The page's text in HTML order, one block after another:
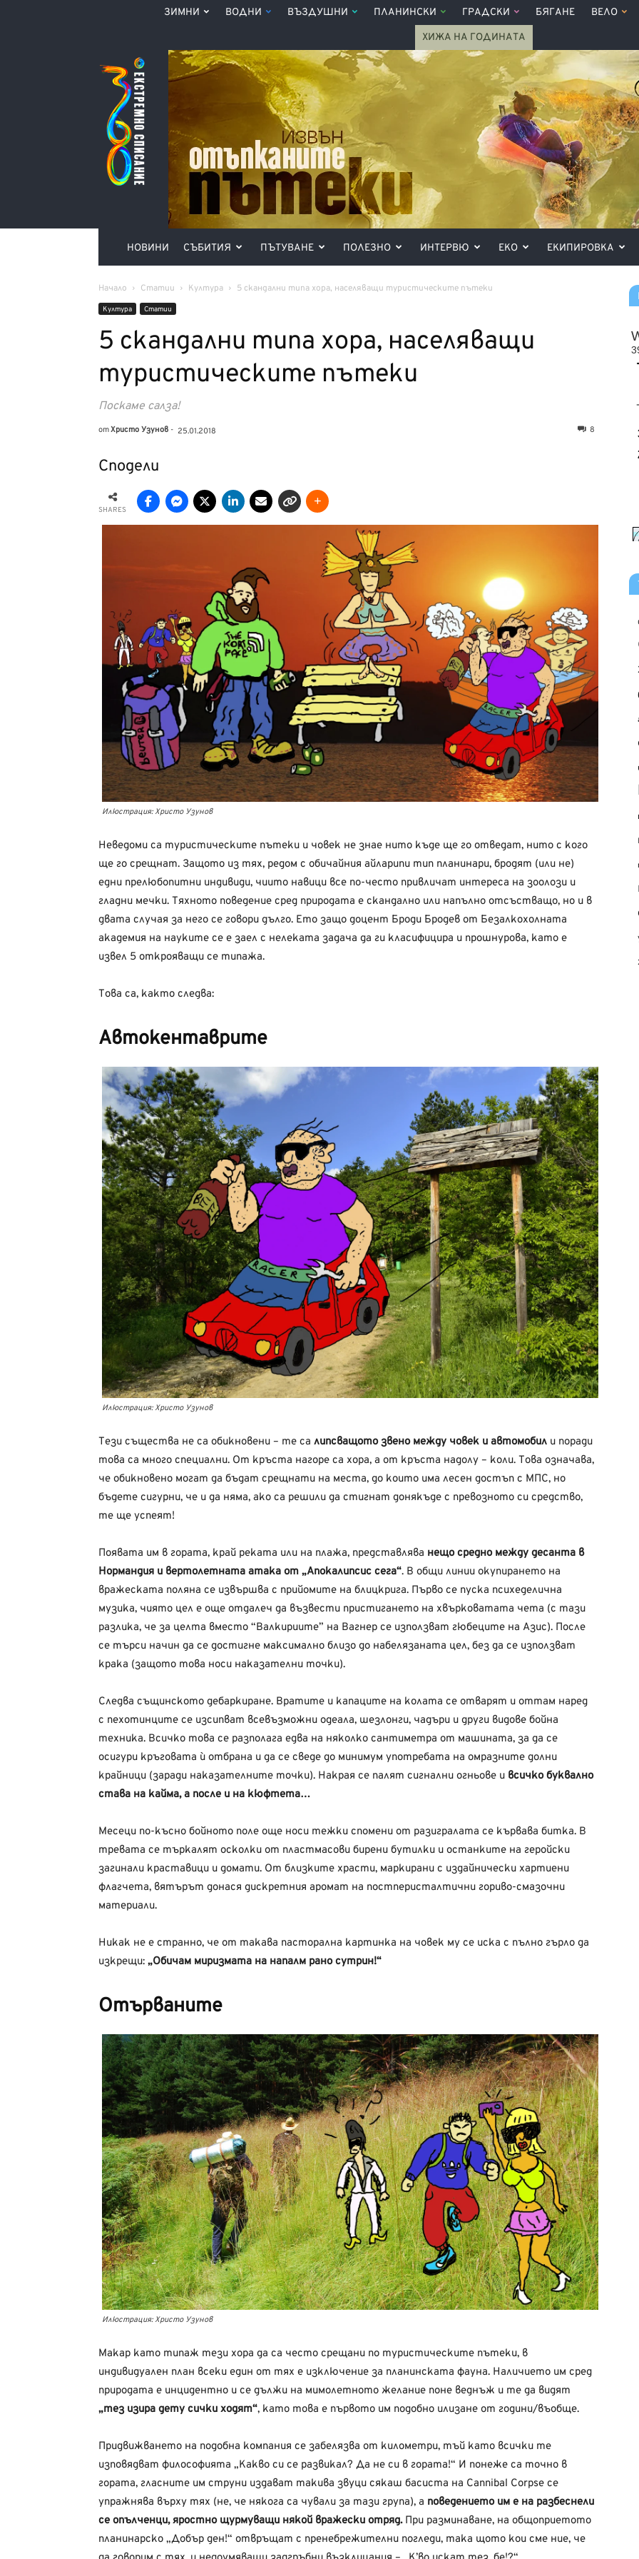
ЗИМНИ ВОДНИ ВЪЗДУШНИ ПЛАНИНСКИ ГРАДСКИ БЯГАНЕ ВЕЛО
ХИЖА НА ГОДИНАТА
Списание
360°
НОВИНИ СЪБИТИЯ ПЪТУВАНЕ ПОЛЕЗНО ИНТЕРВЮ ЕКО ЕКИПИРОВКА
Начало Статии Култура 5 скандални типа хора, населяващи туристическите пътеки
Култура Статии
5 скандални типа хора, населяващи
туристическите пътеки
Поскаме салза!
отХристо Узунов - 25.01.2018 8
Сподели
SHARES
Илюстрация: Христо Узунов
Неведоми са туристическите пътеки и човек не знае нито къде ще го отведат, нито с кого
ще го срещнат. Защото из тях, редом с обичайния айларипи тип планинари, бродят (или не)
едни прелюбопитни индивиди, чиито навици все по-често привличат интереса на зоолози и
гладни мечки. Тяхното поведение сред природата е скандално или напълно отсъстващо, но и в
двата случая за него се говори дълго. Ето защо доцент Броди Бродев от Безалкохолната
академия на науките се е заел с нелеката задача да ги класифицира и прошнурова, като е
извел 5 открояващи се типажа.
Това са, както следва:
Автокентаврите
Илюстрация: Христо Узунов
Тези същества не са обикновени – те са липсващото звено между човек и автомобил и поради
това са много специални. От кръста нагоре са хора, а от кръста надолу – коли. Това означава,
че обикновено могат да бъдат срещнати на места, до които има лесен достъп с МПС, но
бъдете сигурни, че и да няма, ако са решили да стигнат донякъде с превозното си средство,
те ще успеят!
Появата им в гората, край реката или на плажа, представлява нещо средно между десанта в
Нормандия и вертолетната атака от „Апокалипсис сега“. В общи линии окупирането на
вражеската поляна се извършва с прийомите на блицкрига. Първо се пуска психеделична
музика, чиято цел е още отдалеч да възвести пристигането на хвърковатата чета (с тази
разлика, че за целта вместо “Валкириите” на Вагнер се използват гюбеците на Азис). После
се търси начин да се достигне максимално близо до набелязаната цел, без да се използват
крака (защото това носи наказателни точки).
Следва същинското дебаркиране. Вратите и капаците на колата се отварят и оттам наред
с пехотинците се изсипват всевъзможни одеала, шезлонги, чадъри и други видове бойна
техника. Всичко това се разполага едва на няколко сантиметра от машината, за да се
осигури кръговата ѝ отбрана и да се сведе до минимум употребата на омразните долни
крайници (заради наказателните точки). Накрая се палят сигнални огньове и всичко буквално
става на кайма, а после и на кюфтета…
Месеци по-късно бойното поле още носи тежки спомени от разигралата се кървава битка. В
тревата се търкалят осколки от пластмасови бирени бутилки и останките на геройски
загинали краставици и домати. От близките храсти, маркирани с издайнически хартиени
флагчета, вятърът донася дискретния аромат на постперисталтични гориво-смазочни
материали.
Никак не е странно, че от такава пасторална картинка на човек му се иска с пълно гърло да
изкрещи: „Обичам миризмата на напалм рано сутрин!“
Отърваните
Илюстрация: Христо Узунов
Макар като типаж тези хора да са често срещани по туристическите пътеки, в
индивидуален план всеки един от тях е изключение за планинската фауна. Наличието им сред
природата е инцидентно и се дължи на мимолетното желание поне веднъж и те да видят
„тез изира дету сички ходят“, като това е първото им подобно илизане от години/въобще.
Придвижването на подобна компания се забелязва от километри, тъй като всички те
изповядват философията „Какво си се развикал? Да не си в гората!“ И понеже са точно в
гората, гласните им струни издават такива звуци сякаш басиста на Cannibal Corpse се
упражнява върху тях (не, че някога са чували за тази група), а поведението им е на разбеснели
се опълченци, яростно щурмуващи някой вражески отряд.При разминаване, на общоприетото
планинарско „Добър ден!“ отвръщат с пренебрежителни погледи, така щото кои сме ние, че